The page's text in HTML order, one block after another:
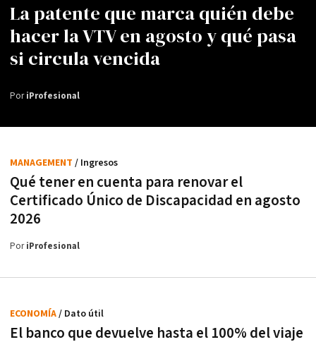
La patente que marca quién debe
hacer la VTV en agosto y qué pasa
si circula vencida
PoriProfesional
Qué tener en cuenta para renovar el
Certificado Único de Discapacidad en agosto
2026
MANAGEMENT / Ingresos
PoriProfesional
El banco que devuelve hasta el 100% del viaje
ECONOMÍA/ Dato útil